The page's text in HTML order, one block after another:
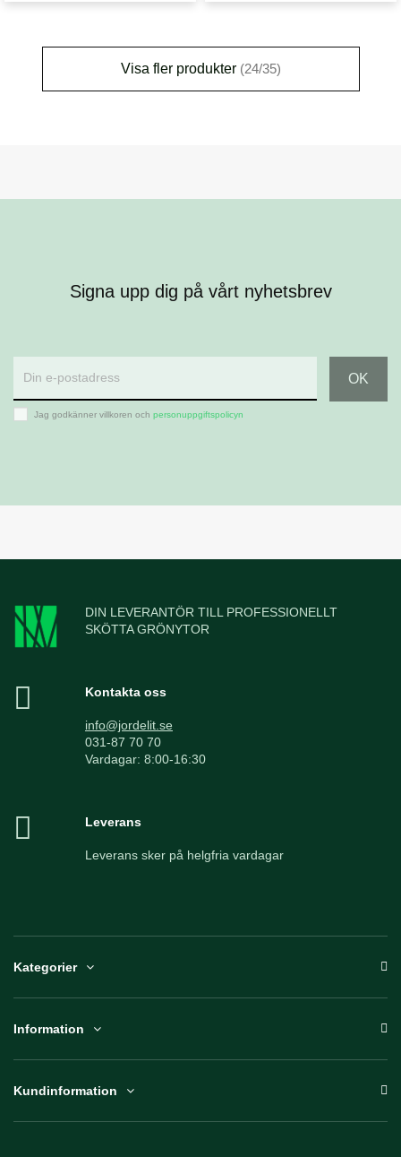
Visa fler produkter (24/35)
Signa upp dig på vårt nyhetsbrev
Jag godkänner villkoren och personuppgiftspolicyn
DIN LEVERANTÖR TILL PROFESSIONELLT
SKÖTTA GRÖNYTOR
Kontakta oss
info@jordelit.se
031-87 70 70
Vardagar: 8:00-16:30
Leverans
Leverans sker på helgfria vardagar
Kategorier
Information
Kundinformation